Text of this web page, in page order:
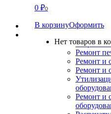
0 ₽0
В корзинуОформить
Нет товаров в
СВЯЗАТЬСЯ
О нас
Заправка
Ремонт
Ремонт и
Ремонт и
Ремонт и